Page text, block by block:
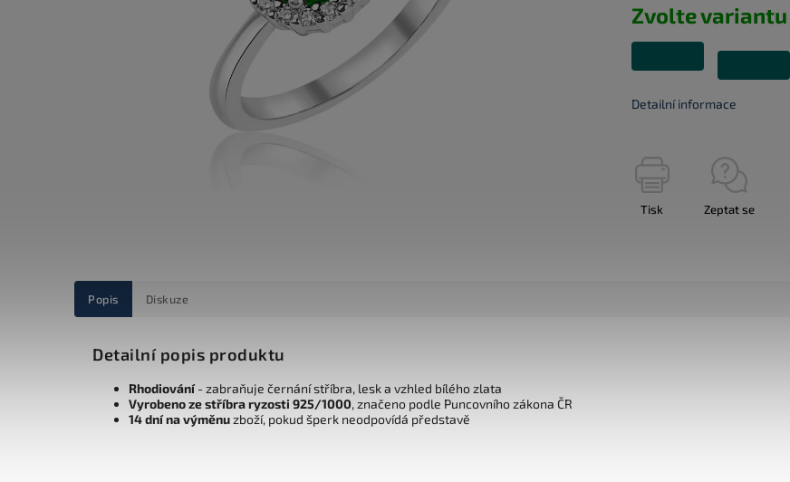
Zvolte variantu
Detailní informace
Tisk Zeptat se
Popis Diskuze
Detailní popis produktu
Rhodiování- zabraňuje černání stříbra, lesk a vzhled bílého zlata
Vyrobeno ze stříbra ryzosti 925/1000, značeno podle Puncovního zákona ČR
14 dní na výměnuzboží, pokud šperk neodpovídá představě